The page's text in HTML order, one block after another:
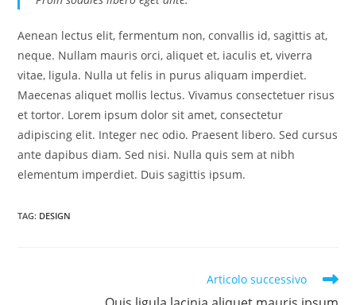
Aenean lectus elit, fermentum non, convallis id, sagittis at,
neque. Nullam mauris orci, aliquet et, iaculis et, viverra
vitae, ligula. Nulla ut felis in purus aliquam imperdiet.
Maecenas aliquet mollis lectus. Vivamus consectetuer risus
et tortor. Lorem ipsum dolor sit amet, consectetur
adipiscing elit. Integer nec odio. Praesent libero. Sed cursus
ante dapibus diam. Sed nisi. Nulla quis sem at nibh
elementum imperdiet. Duis sagittis ipsum.
TAG: DESIGN
Articolo successivo